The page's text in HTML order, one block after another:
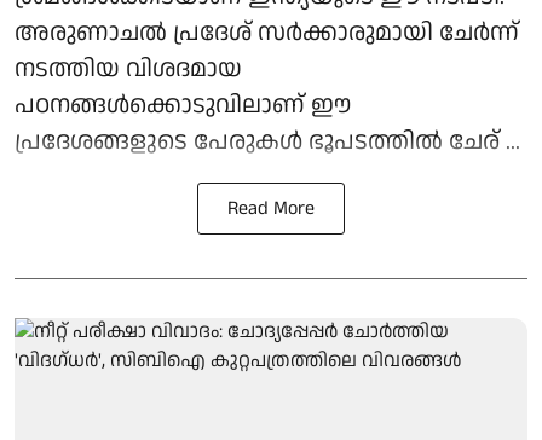
അരുണാചല്‍ പ്രദേശ് സര്‍ക്കാരുമായി ചേര്‍ന്ന്
നടത്തിയ വിശദമായ
പഠനങ്ങള്‍ക്കൊടുവിലാണ് ഈ
പ്രദേശങ്ങളുടെ പേരുകള്‍ ഭൂപടത്തില്‍ ചേര് ...
Read More